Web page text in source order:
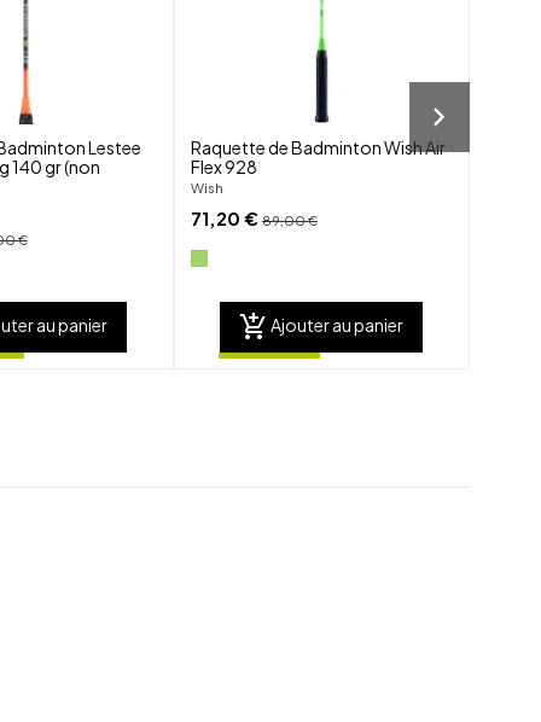
Lestee
140 gr (non
€
au panier
Raquette de Badminton Wish Air
Flex 928
Wish
71,20 €89,00 €
add_shopping_cart Ajouter au panier